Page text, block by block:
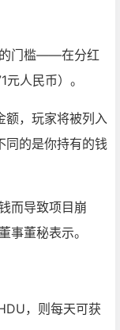
的门槛——在分红
人民币）。
额，玩家将被列入
同的是你持有的钱
而导致项目崩
事董秘表示。
，则每天可获